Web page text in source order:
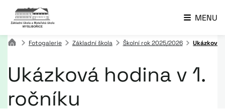
MENU
Fotogalerie Základní škola Školní rok 2025/2026 Ukázková
Ukázková hodina v 1.
ročníku